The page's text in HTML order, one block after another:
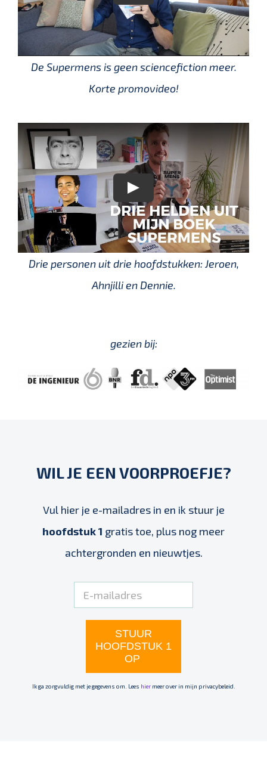
De Supermens is geen sciencefiction meer.
Korte promovideo!
Drie personen uit drie hoofdstukken: Jeroen,
Ahnjilli en Dennie.
gezien bij:
WIL JE EEN VOORPROEFJE?
Vul hier je e-mailadres in en ik stuur je
hoofdstuk 1 gratis toe, plus nog meer
achtergronden en nieuwtjes.
STUUR
HOOFDSTUK 1
OP
Ik ga zorgvuldig met je gegevens om. Lees hier meer over in mijn privacybeleid.